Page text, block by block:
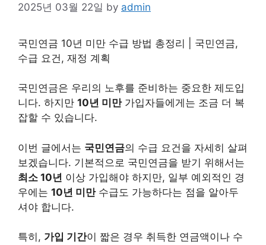
2025년 03월 22일 by admin
국민연금 10년 미만 수급 방법 총정리 | 국민연금,
수급 요건, 재정 계획
국민연금은 우리의 노후를 준비하는 중요한 제도입
니다. 하지만 10년 미만가입자들에게는 조금 더 복
잡할 수 있습니다.
이번 글에서는 국민연금의 수급 요건을 자세히 살펴
보겠습니다. 기본적으로 국민연금을 받기 위해서는
최소 10년 이상 가입해야 하지만, 일부 예외적인 경
우에는 10년 미만수급도 가능하다는 점을 알아두
셔야 합니다.
특히, 가입 기간이 짧은 경우 취득한 연금액이나 수